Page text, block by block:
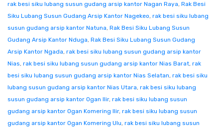
rak besi siku lubang susun gudang arsip kantor Nagan Raya, Rak Besi
Siku Lubang Susun Gudang Arsip Kantor Nagekeo, rak besi siku lubang
susun gudang arsip kantor Natuna, Rak Besi Siku Lubang Susun
Gudang Arsip Kantor Nduga, Rak Besi Siku Lubang Susun Gudang
Arsip Kantor Ngada, rak besi siku lubang susun gudang arsip kantor
Nias, rak besi siku lubang susun gudang arsip kantor Nias Barat, rak
besi siku lubang susun gudang arsip kantor Nias Selatan, rak besi siku
lubang susun gudang arsip kantor Nias Utara, rak besi siku lubang
susun gudang arsip kantor Ogan Ilir, rak besi siku lubang susun
gudang arsip kantor Ogan Komering Ilir, rak besi siku lubang susun
gudang arsip kantor Ogan Komering Ulu, rak besi siku lubang susun